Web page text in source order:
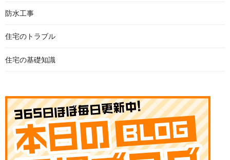
防水工事
住宅のトラブル
住宅の基礎知識